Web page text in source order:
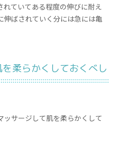
ていてある程度の伸びに耐え
伸ばされていく分には急には亀
柔らかくしておくべし
サージして肌を柔らかくして